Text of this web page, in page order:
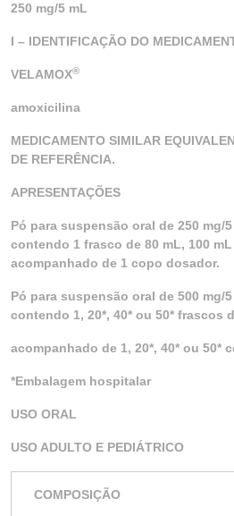
250 mg/5 mL
I – IDENTIFICAÇÃO DO
VELAMOX®
amoxicilina
MEDICAMENTO SIMILAR
DE REFERÊNCIA.
APRESENTAÇÕES
Pó para suspensão oral de 250 mg/
contendo 1 frasco de 80 mL, 100
acompanhado de 1 copo dosador.
Pó para suspensão oral de 500 mg/
contendo 1, 20*, 40* ou 50* frascos
acompanhado de 1, 20*, 40* ou 50*
*Embalagem hospitalar
USO ORAL
USO ADULTO E PEDIÁTRICO
COMPOSIÇÃO